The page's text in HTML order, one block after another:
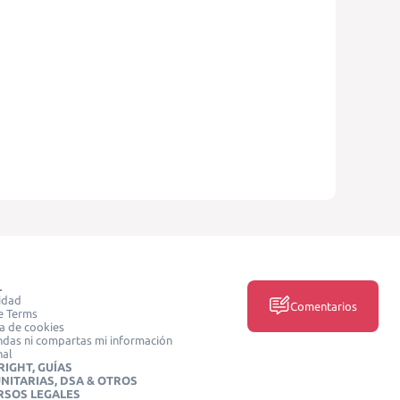
Terms
de cookies
ni compartas mi información
GUÍAS
DSA & OTROS
LEGALES
Comentarios